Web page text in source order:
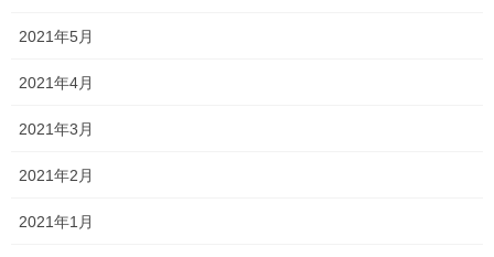
お客様のパワーストーン
2021年5月
2021年4月
2021年3月
2021年2月
2021年1月